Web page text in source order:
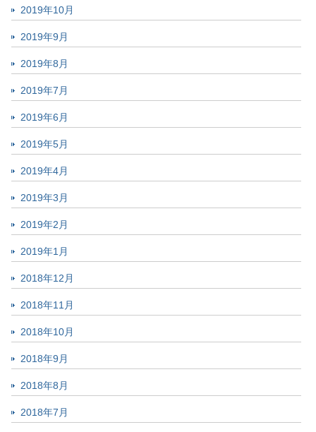
2019年10月
2019年9月
2019年8月
2019年7月
2019年6月
2019年5月
2019年4月
2019年3月
2019年2月
2019年1月
2018年12月
2018年11月
2018年10月
2018年9月
2018年8月
2018年7月